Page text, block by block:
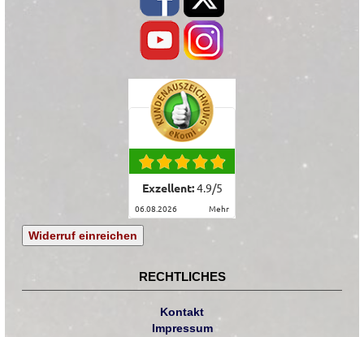
Exzellent:4.9/5
06.08.2026 mehr
Widerruf einreichen
RECHTLICHES
Kontakt
Impressum